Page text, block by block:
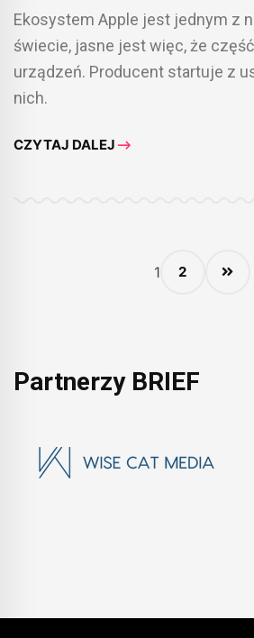
Ekosystem Apple jest jednym z
świecie, jasne jest więc, że
urządzeń. Producent startuje z
nich.
CZYTAJ DALEJ
1 2
Partnerzy BRIEF